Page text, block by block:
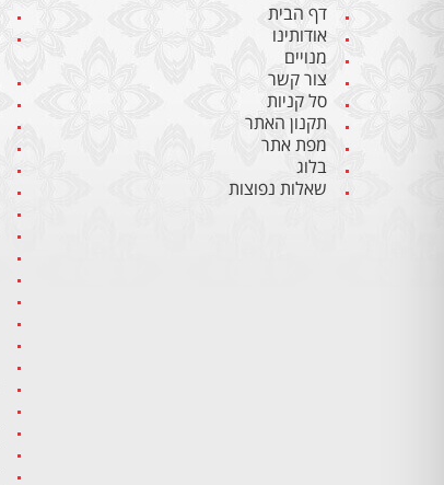
דף הבית
אודותינו
מנויים
צור קשר
סל קניות
תקנון האתר
מפת אתר
בלוג
שאלות נפוצות